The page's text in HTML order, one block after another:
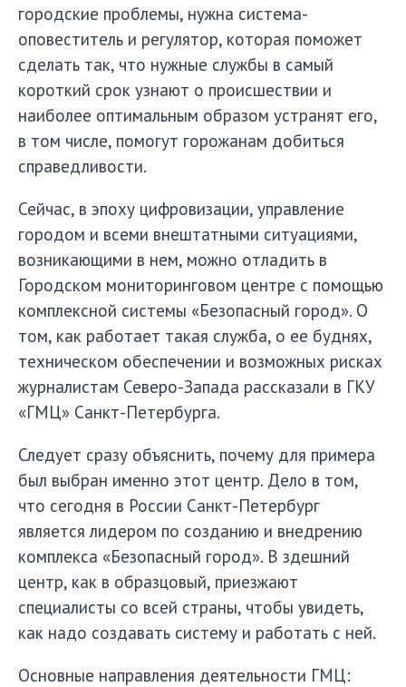
городские проблемы, нужна система-
оповеститель и регулятор, которая поможет
сделать так, что нужные службы в самый
короткий срок узнают о происшествии и
наиболее оптимальным образом устранят его,
в том числе, помогут горожанам добиться
справедливости.
Сейчас, в эпоху цифровизации, управление
городом и всеми внештатными ситуациями,
возникающими в нем, можно отладить в
Городском мониторинговом центре с помощью
комплексной системы «Безопасный город». О
том, как работает такая служба, о ее буднях,
техническом обеспечении и возможных рисках
журналистам Северо-Запада рассказали в ГКУ
«ГМЦ» Санкт-Петербурга.
Следует сразу объяснить, почему для примера
был выбран именно этот центр. Дело в том,
что сегодня в России Санкт-Петербург
является лидером по созданию и внедрению
комплекса «Безопасный город». В здешний
центр, как в образцовый, приезжают
специалисты со всей страны, чтобы увидеть,
как надо создавать систему и работать с ней.
Основные направления деятельности ГМЦ: